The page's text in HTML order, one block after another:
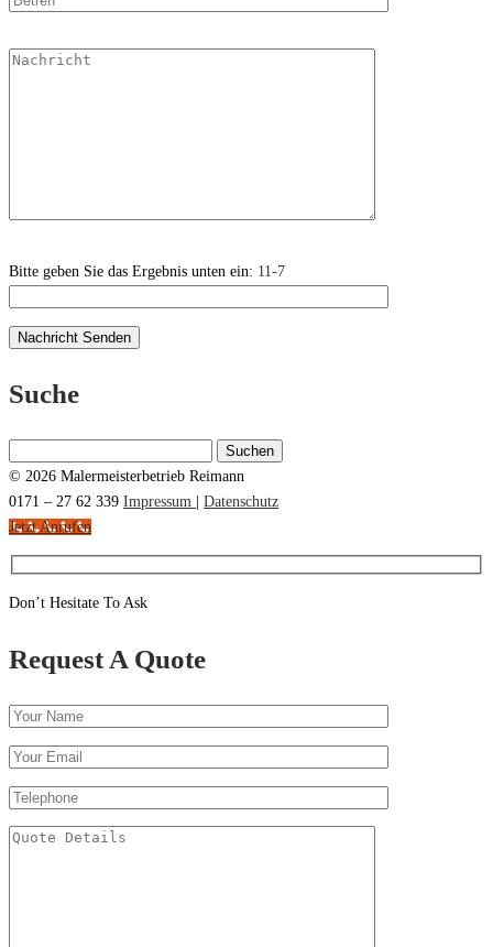
Bitte geben Sie das Ergebnis unten ein: 11-7
Suche
nach:
© 2026 Malermeisterbetrieb Reimann
0171 – 27 62 339 Impressum
Datenschutz
Jetzt Anrufen
Don’t Hesitate To Ask
Request A Quote